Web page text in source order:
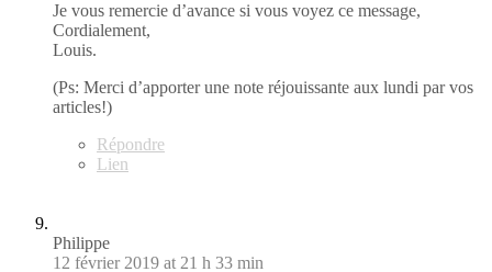
Je vous remercie d’avance si vous voyez ce message,
Cordialement,
Louis.
(Ps: Merci d’apporter une note réjouissante aux lundi par vos
articles!)
Répondre
Lien
Philippe
12 février 2019 at 21 h 33 min